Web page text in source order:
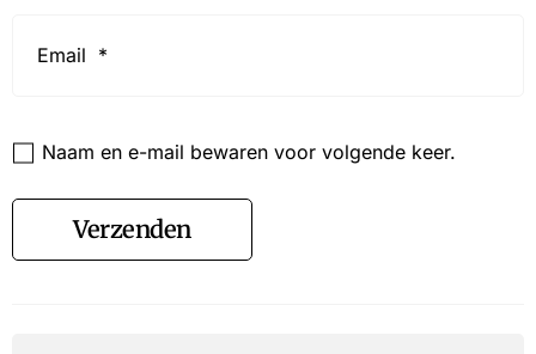
Naam en e-mail bewaren voor volgende keer.
Verzenden